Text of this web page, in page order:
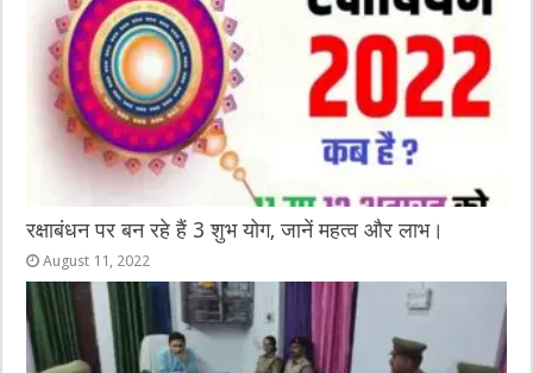
रक्षाबंधन पर बन रहे हैं 3 शुभ योग, जानें महत्व और लाभ।
August 11, 2022